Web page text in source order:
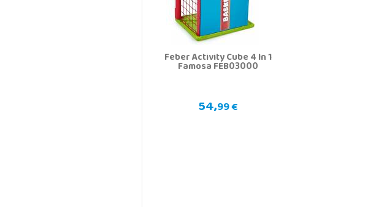
Feber Activity Cube 4 In 1
Famosa FEB03000
54,99 €